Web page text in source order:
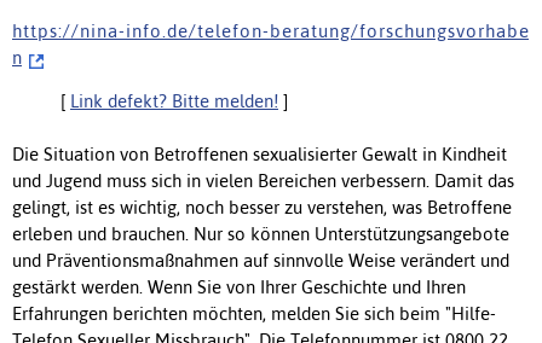
h t t p s : / / n i n a - i n f o . d e / t e l e f o n - b e r a t u n g / f o r s c h u n g s v o r h a b e
n
[ Link defekt? Bitte melden! ]
Die Situation von Betroffenen sexualisierter Gewalt in Kindheit
und Jugend muss sich in vielen Bereichen verbessern. Damit das
gelingt, ist es wichtig, noch besser zu verstehen, was Betroffene
erleben und brauchen. Nur so können Unterstützungsangebote
und Präventionsmaßnahmen auf sinnvolle Weise verändert und
gestärkt werden. Wenn Sie von Ihrer Geschichte und Ihren
Erfahrungen berichten möchten, melden Sie sich beim "Hilfe-